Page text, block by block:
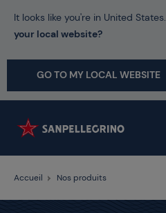
It looks like you're in United States.
your local website?
GO TO MY LOCAL WEBSITE
Accueil Nos produits